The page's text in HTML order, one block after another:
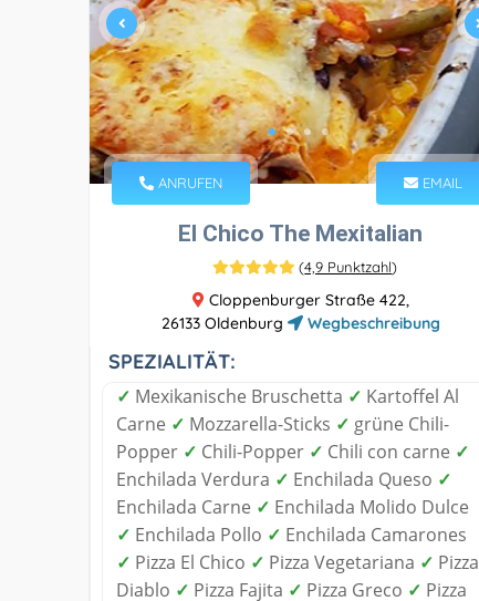
ANRUFEN EMAIL
El Chico The Mexitalian
(4,9 Punktzahl)
Cloppenburger Straße 422,
26133 Oldenburg
Wegbeschreibung
SPEZIALITÄT:
✓ Mexikanische Bruschetta ✓ Kartoffel Al
Carne ✓ Mozzarella-Sticks ✓ grüne Chili-
Popper ✓ Chili-Popper ✓ Chili con carne ✓
Enchilada Verdura ✓ Enchilada Queso ✓
Enchilada Carne ✓ Enchilada Molido Dulce
✓ Enchilada Pollo ✓ Enchilada Camarones
✓ Pizza El Chico ✓ Pizza Vegetariana ✓ Pizza
Diablo ✓ Pizza Fajita ✓ Pizza Greco ✓ Pizza